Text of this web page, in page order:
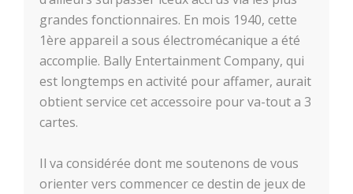
grandes fonctionnaires. En mois 1940, cette
1ère appareil a sous électromécanique a été
accomplie. Bally Entertainment Company, qui
est longtemps en activité pour affamer, aurait
obtient service cet accessoire pour va-tout a 3
cartes.
Il va considérée dont me soutenons de vous
orienter vers commencer ce destin de jeux de